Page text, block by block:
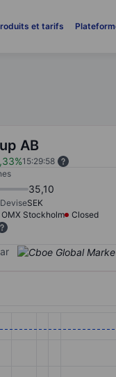
et tarifs
AB
15:29:58
35,10
DeviseSEK
OMX Stockholm
Closed